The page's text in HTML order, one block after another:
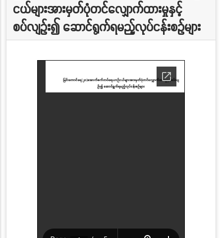
ငယ်များအားမှတ်ပုံတင်လျှောက်ထားမှုနှင့်
စပ်လျဉ်း၍ ဆောင်ရွက်ရမည့်လုပ်ငန်းစဉ်များ